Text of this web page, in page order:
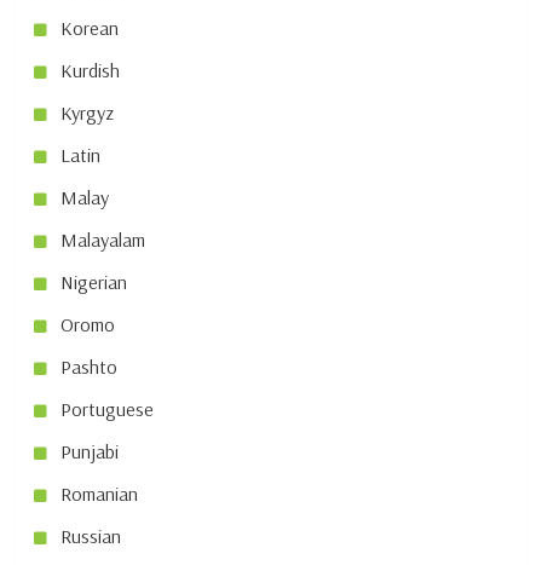
Korean
Kurdish
Kyrgyz
Latin
Malay
Malayalam
Nigerian
Oromo
Pashto
Portuguese
Punjabi
Romanian
Russian